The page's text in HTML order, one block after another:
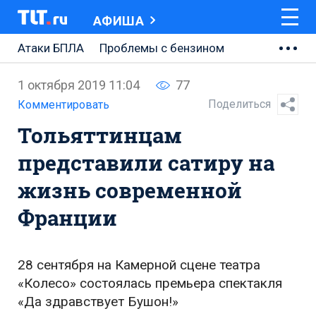
АФИША
Атаки БПЛА
Проблемы с бензином
АВТОВАЗ
Ремонт Центральной площади
Ремонт Обводного шоссе
Набережная Тольятти
Неделя Тольятти
1 октября 2019 11:04 77
Комментировать Поделиться
Тольяттинцам
представили сатиру на
жизнь современной
Франции
28 сентября на Камерной сцене театра
«Колесо» состоялась премьера спектакля
«Да здравствует Бушон!»